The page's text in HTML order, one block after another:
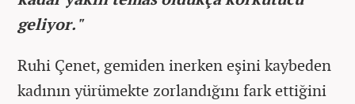
geliyor."
Ruhi Çenet, gemiden inerken eşini kaybeden
kadının yürümekte zorlandığını fark ettiğini